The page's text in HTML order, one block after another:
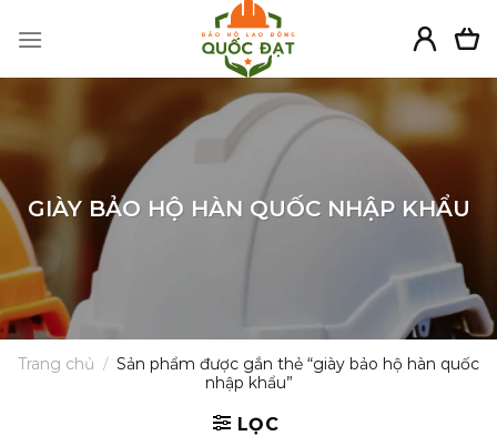
GIÀY BẢO HỘ HÀN QUỐC NHẬP KHẨU
Trang chủ / Sản phẩm được gắn thẻ “giày bảo hộ hàn quốc
nhập khẩu”
LỌC